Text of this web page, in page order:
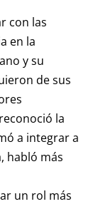
con las
en la
y su
de sus
la
a integrar a
habló más
un rol más